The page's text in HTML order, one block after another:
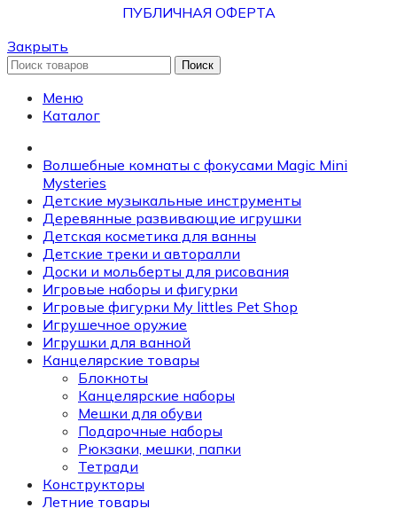
ПУБЛИЧНАЯ ОФЕРТА
Закрыть
Поиск
Меню
Каталог
Волшебные комнаты с фокусами Magic Mini
Mysteries
Детские музыкальные инструменты
Деревянные развивающие игрушки
Детская косметика для ванны
Детские треки и авторалли
Доски и мольберты для рисования
Игровые наборы и фигурки
Игровые фигурки My littles Pet Shop
Игрушечное оружие
Игрушки для ванной
Канцелярские товары
Блокноты
Канцелярские наборы
Мешки для обуви
Подарочные наборы
Рюкзаки, мешки, папки
Тетради
Конструкторы
Летние товары